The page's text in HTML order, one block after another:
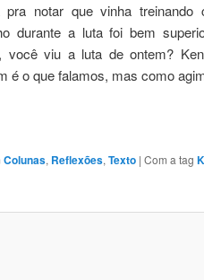
pra notar que vinha
durante a luta foi bem
você viu a luta de ontem?
é o que falamos, mas como
Colunas, Reflexões, Texto | Com a tag